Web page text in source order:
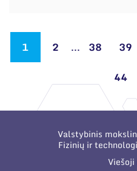
1 2 ... 38 39
44
Valstybinis
Fizinių ir